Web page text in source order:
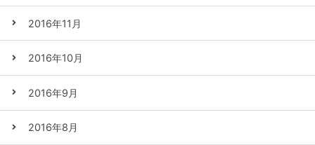
2016年11月
2016年10月
2016年9月
2016年8月